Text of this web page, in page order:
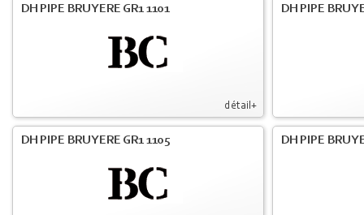
détail+
DH PIPE BRUYERE GR1 1101 DH PIPE
DH PIPE BRUYERE GR1 1105 DH PIPE